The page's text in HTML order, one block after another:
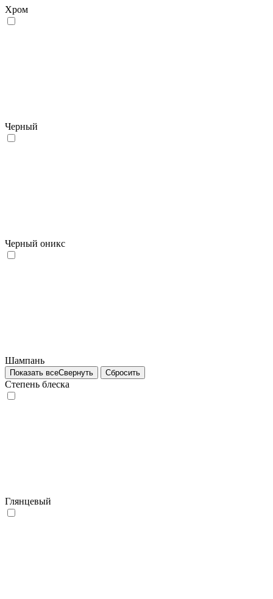
Хром
Черный
Черный оникс
Шампань
Показать всеСвернуть Сбросить
Степень блеска
Глянцевый